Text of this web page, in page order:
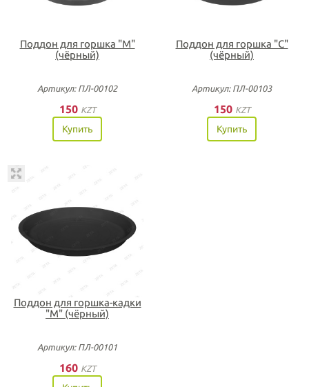
Поддон для горшка "М"
(чёрный)
Артикул: ПЛ-00102
150 KZT
Купить
Поддон для горшка "С"
(чёрный)
Артикул: ПЛ-00103
150 KZT
Купить
Поддон для горшка-кадки
"М" (чёрный)
Артикул: ПЛ-00101
160 KZT